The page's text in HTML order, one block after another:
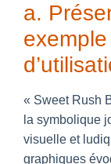
a.
« Sweet Rush
la symbolique
visuelle et
graphiques